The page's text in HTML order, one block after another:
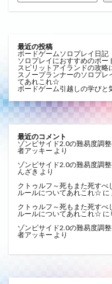
最近の投稿
ボードゲームソロプレイ日記
ソロプレイにおすすめのボー
スピリットアイランドの攻
スノープランナーのソロプ
てあれこれ☆
ボードゲーム引越しの学び
最近のコメント
ゾンビサイド2.0の難易度調
者アッキー より
ゾンビサイド2.0の難易度調
んざき より
クトゥルフ～死もまた死すべ
ルールについてあれこれ☆ に
クトゥルフ～死もまた死すべ
ルールについてあれこれ☆ に
ゾンビサイド2.0の難易度調
者アッキー より